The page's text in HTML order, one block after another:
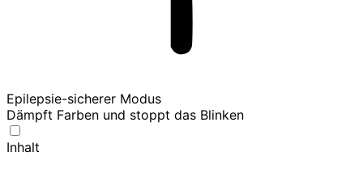
Epilepsie-sicherer Modus
Dämpft Farben und stoppt das Blinken
Inhalt